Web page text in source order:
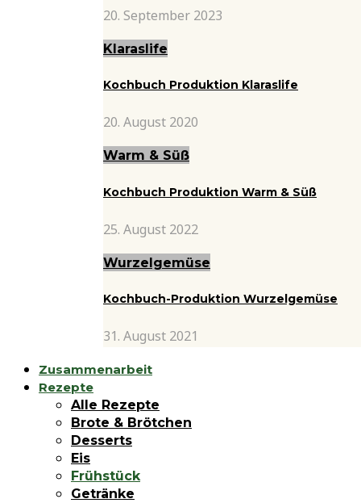
20. September 2023
Klaraslife
Kochbuch Produktion Klaraslife
20. August 2020
Warm & Süß
Kochbuch Produktion Warm & Süß
25. August 2022
Wurzelgemüse
Kochbuch-Produktion Wurzelgemüse
31. August 2021
Zusammenarbeit
Rezepte
Alle Rezepte
Brote & Brötchen
Desserts
Eis
Frühstück
Getränke